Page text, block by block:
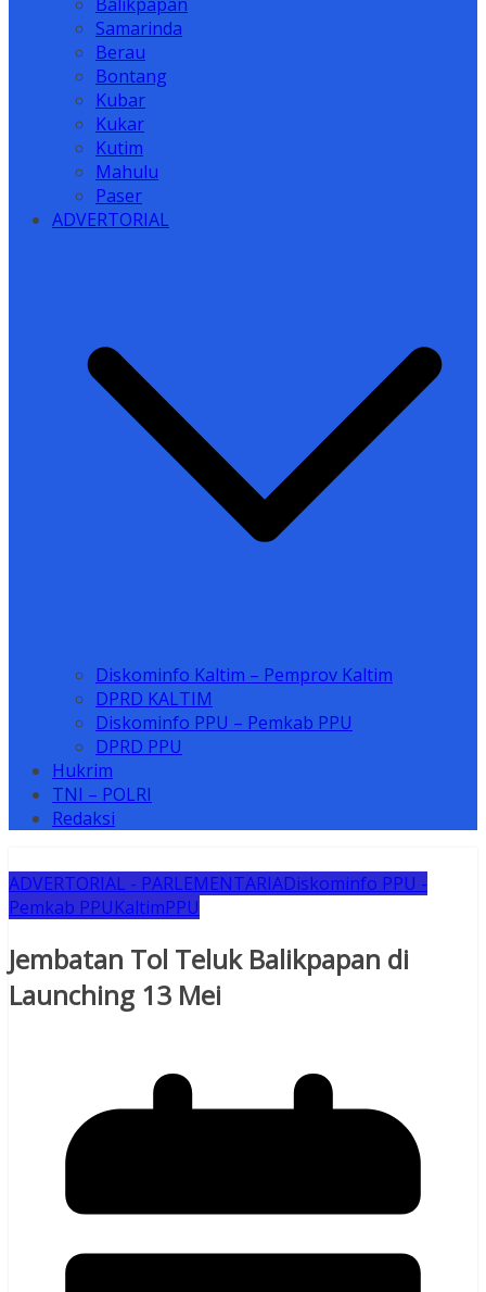
Balikpapan
Samarinda
Berau
Bontang
Kubar
Kukar
Kutim
Mahulu
Paser
ADVERTORIAL
Diskominfo Kaltim – Pemprov Kaltim
DPRD KALTIM
Diskominfo PPU – Pemkab PPU
DPRD PPU
Hukrim
TNI – POLRI
Redaksi
ADVERTORIAL - PARLEMENTARIADiskominfo PPU -
Pemkab PPUKaltimPPU
Jembatan Tol Teluk Balikpapan di
Launching 13 Mei